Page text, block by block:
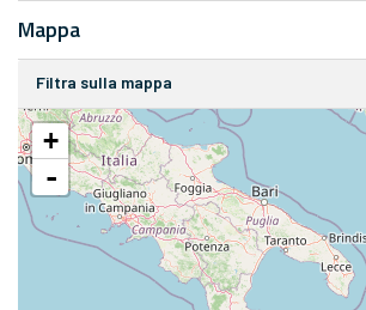
Mappa
Filtra sulla mappa
+
-